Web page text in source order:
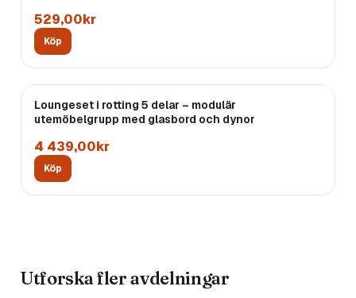
529,00kr
Köp
Loungeset i rotting 5 delar – modulär
utemöbelgrupp med glasbord och dynor
4 439,00kr
Köp
Utforska fler avdelningar